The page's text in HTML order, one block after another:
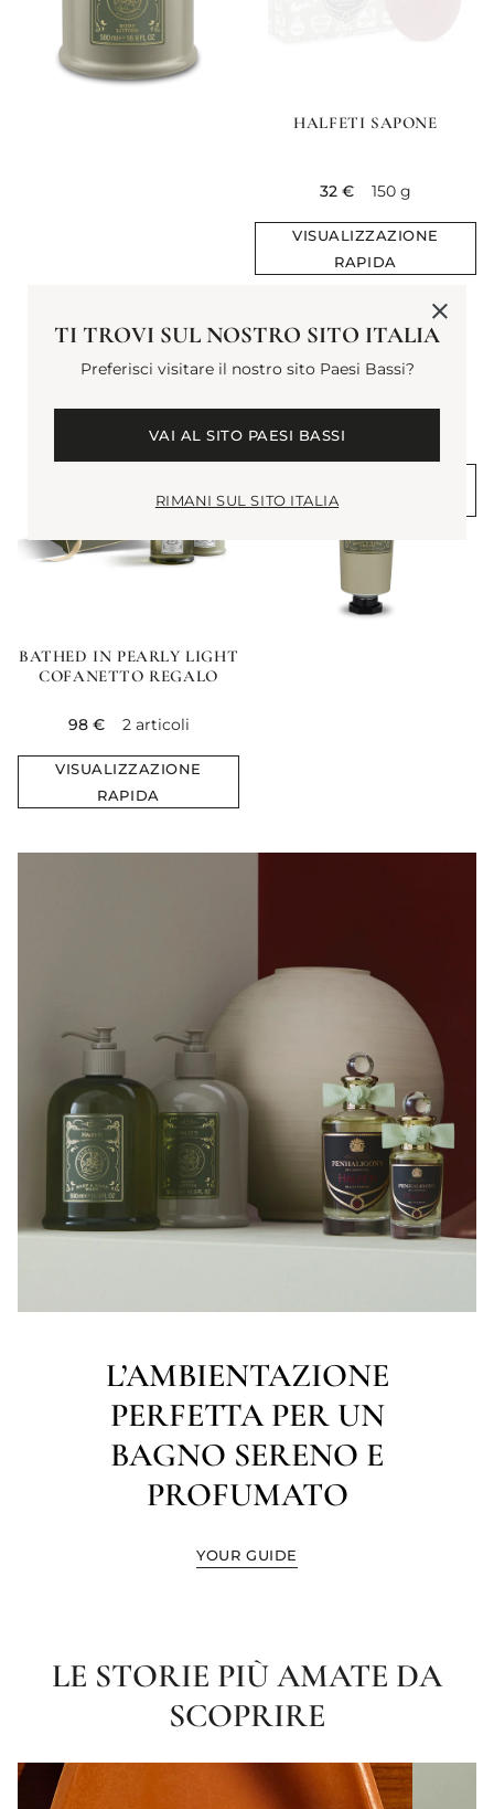
HALFETI SAPONE
current price
32 € 150 g
VISUALIZZAZIONE
RAPIDA
BATHED IN PEARLY LIGHT
COFANETTO REGALO
current price
98 € 2 articoli
VISUALIZZAZIONE
RAPIDA
CREMA MANI HALFETI
current price
20 €
RAPIDA
L’AMBIENTAZIONE
PERFETTA PER UN
BAGNO SERENO E
PROFUMATO
YOUR GUIDE
LE STORIE PIÙ AMATE DA
SCOPRIRE
TI TROVI SUL NOSTRO SITO ITALIA
Preferisci visitare il nostro sito Paesi Bassi?
VAI AL SITO PAESI BASSI
RIMANI SUL SITO ITALIA